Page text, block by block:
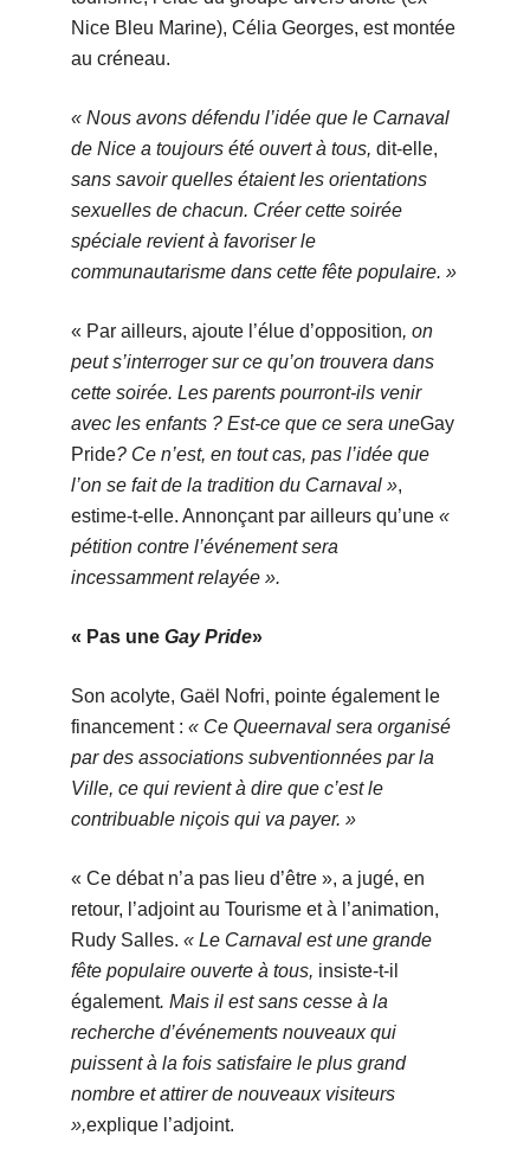
Nice Bleu Marine), Célia Georges, est montée
au créneau.
« Nous avons défendu l’idée que le Carnaval
de Nice a toujours été ouvert à tous, dit-elle,
sans savoir quelles étaient les orientations
sexuelles de chacun. Créer cette soirée
spéciale revient à favoriser le
communautarisme dans cette fête populaire. »
« Par ailleurs, ajoute l’élue d’opposition, on
peut s’interroger sur ce qu’on trouvera dans
cette soirée. Les parents pourront-ils venir
avec les enfants ? Est-ce que ce sera uneGay
Pride? Ce n’est, en tout cas, pas l’idée que
l’on se fait de la tradition du Carnaval »,
estime-t-elle. Annonçant par ailleurs qu’une «
pétition contre l’événement sera
incessamment relayée ».
« Pas une Gay Pride»
Son acolyte, Gaël Nofri, pointe également le
financement : « Ce Queernaval sera organisé
par des associations subventionnées par la
Ville, ce qui revient à dire que c’est le
contribuable niçois qui va payer. »
« Ce débat n’a pas lieu d’être », a jugé, en
retour, l’adjoint au Tourisme et à l’animation,
Rudy Salles. « Le Carnaval est une grande
fête populaire ouverte à tous, insiste-t-il
également. Mais il est sans cesse à la
recherche d’événements nouveaux qui
puissent à la fois satisfaire le plus grand
nombre et attirer de nouveaux visiteurs
»,explique l’adjoint.